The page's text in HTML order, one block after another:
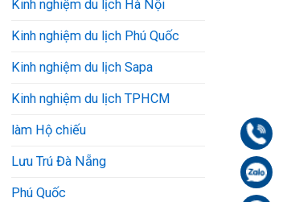
Kinh nghiệm du lịch Hà Nội
Kinh nghiệm du lịch Phú Quốc
Kinh nghiệm du lịch Sapa
Kinh nghiệm du lịch TPHCM
làm Hộ chiếu
Lưu Trú Đà Nẵng
Phú Quốc